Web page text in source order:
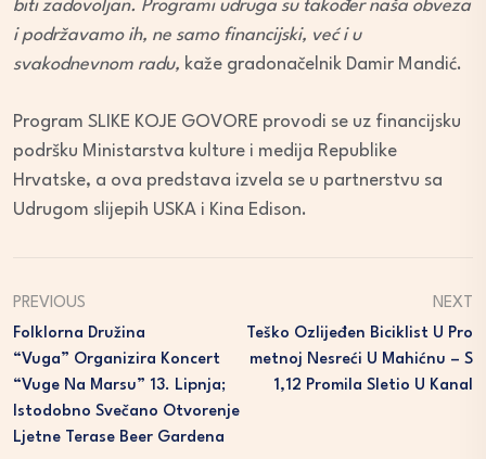
biti zadovoljan. Programi udruga su također naša obveza
i podržavamo ih, ne samo financijski, već i u
svakodnevnom radu, kaže gradonačelnik Damir Mandić.
Program SLIKE KOJE GOVORE provodi se uz financijsku
podršku Ministarstva kulture i medija Republike
Hrvatske, a ova predstava izvela se u partnerstvu sa
Udrugom slijepih USKA i Kina Edison.
PREVIOUS
Folklorna Družina
“Vuga” Organizira Koncert
“Vuge Na Marsu” 13. Lipnja;
Istodobno Svečano Otvorenje
Ljetne Terase Beer Gardena
NEXT
Teško Ozlijeđen Biciklist U Pro
Metnoj Nesreći U Mahićnu – S
1,12 Promila Sletio U Kanal